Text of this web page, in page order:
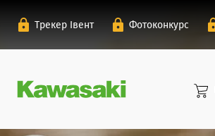
Трекер Івент Фотоконкурс